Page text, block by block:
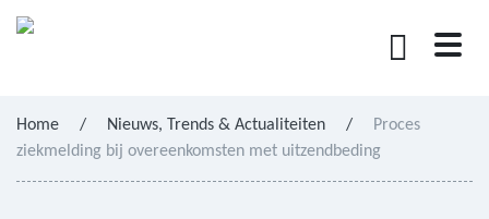
Home / Nieuws, Trends & Actualiteiten /
Proces
ziekmelding bij overeenkomsten met uitzendbeding